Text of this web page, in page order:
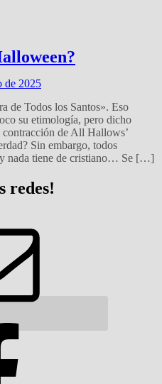
de 2025
de Todos los Santos». Eso
su etimología, pero dicho
contracción de All Hallows’
Sin embargo, todos
y nada tiene de cristiano… Se […]
redes!